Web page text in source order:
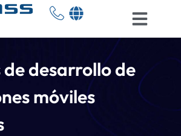
de desarrollo de
móviles